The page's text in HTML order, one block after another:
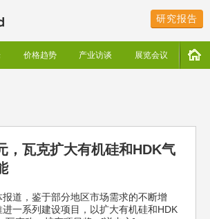
研究报告
价格趋势 产业访谈 展览会议
，瓦克扩大有机硅和HDK气
道，鉴于部分地区市场需求的不断增
一系列建设项目，以扩大有机硅和HDK